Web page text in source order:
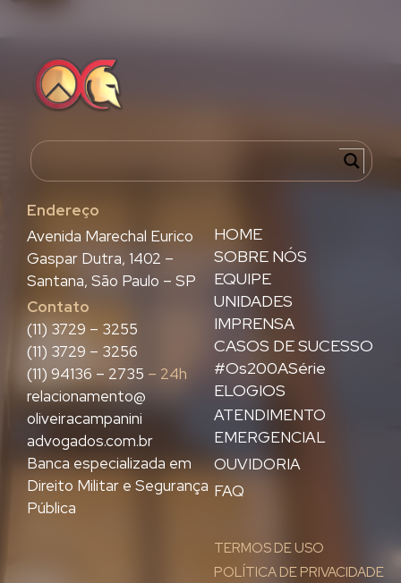
Endereço
HOME
SOBRE NÓS
EQUIPE
UNIDADES
IMPRENSA
CASOS DE SUCESSO
#Os200ASérie
ELOGIOS
ATENDIMENTO
EMERGENCIAL
OUVIDORIA
FAQ
TERMOS DE USO
POLÍTICA DE PRIVACIDADE
Avenida Marechal Eurico
Gaspar Dutra, 1402 –
Santana, São Paulo – SP
Contato
(11) 3729 – 3255
(11) 3729 – 3256
(11) 94136 – 2735 – 24h
relacionamento@
oliveiracampanini
advogados.com.br
Banca especializada em
Direito Militar e Segurança
Pública